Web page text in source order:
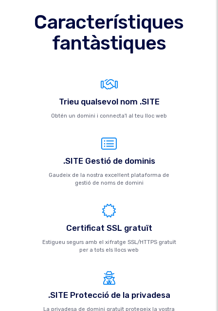
Característiques
fantàstiques
Trieu qualsevol nom .SITE
Obtén un domini i connecta'l al teu lloc web
.SITE Gestió de dominis
Gaudeix de la nostra excel·lent plataforma de
gestió de noms de domini
Certificat SSL gratuït
Estigueu segurs amb el xifratge SSL/HTTPS gratuït
per a tots els llocs web
.SITE Protecció de la privadesa
La privadesa de domini gratuït protegeix la vostra